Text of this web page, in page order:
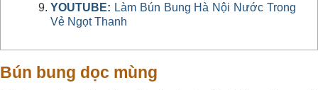
YOUTUBE: Làm Bún Bung Hà Nội Nước Trong
Vẻ Ngọt Thanh
Bún bung dọc mùng